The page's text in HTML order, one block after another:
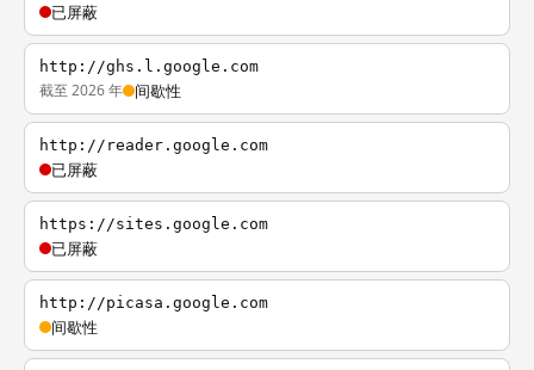
已屏蔽
http://ghs.l.google.com
截至 2026 年 间歇性
http://reader.google.com
已屏蔽
https://sites.google.com
已屏蔽
http://picasa.google.com
间歇性